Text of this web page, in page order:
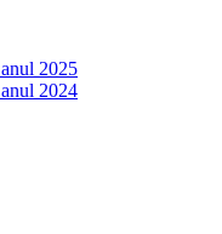
2025
2024